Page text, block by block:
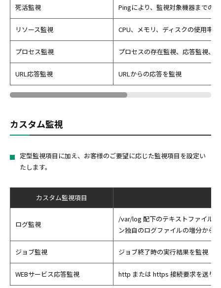
死活監視 Pingにより、監視対象機器までの
リソース監視 CPU、メモリ、ディスクの使用率
プロセス監視 プロセスの存在監視、応答監視、
URL応答監視 URLからの応答を監視
カスタム監視
定型監視項目に加え、お客様のご要望に応じた監視項目を設定い
たします。
カスタム監視項目
ログ監視
/var/log 配下のテキストファイル
ン独自のログファイルの増分から
ジョブ監視 ジョブ終了時の実行結果を監視
WEBサービス応答監視 http または https 接続要求を送り